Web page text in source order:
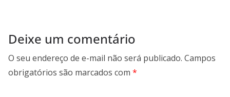
Deixe um comentário
O seu endereço de e-mail não será publicado. Campos
obrigatórios são marcados com *